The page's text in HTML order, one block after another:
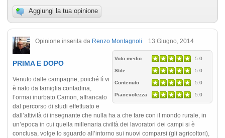
Aggiungi la tua opinione
Opinione inserita da Renzo Montagnoli 13 Giugno, 2014
Voto medio 5.0
Stile 5.0
Contenuto 5.0
Piacevolezza 5.0
PRIMA E DOPO
Venuto dalle campagne, poiché lì vi
è nato da famiglia contadina,
l’ormai inurbato Camon, affrancato
dal percorso di studi effettuato e
dall’attività di insegnante che nulla ha a che fare con il mondo rurale, in
un’epoca in cui quella millenaria civiltà dei lavoratori dei campi si è
conclusa, volge lo sguardo all’intorno sui nuovi comparsi (gli agricoltori),